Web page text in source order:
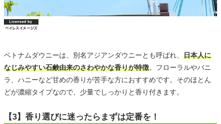
ベトナムダウニーは、別名アジアンダウニーとも呼ばれ、 日本人に
なじみやすい石鹸由来のさわやかな香りが特徴。フローラルやバニ
ラ、ハニーなど甘めの香りが苦手な方におすすめです。そのほとん
どが濃縮タイプなので、少量でしっかりと香り付きます。
【3】香り選びに迷ったらまずは定番を！